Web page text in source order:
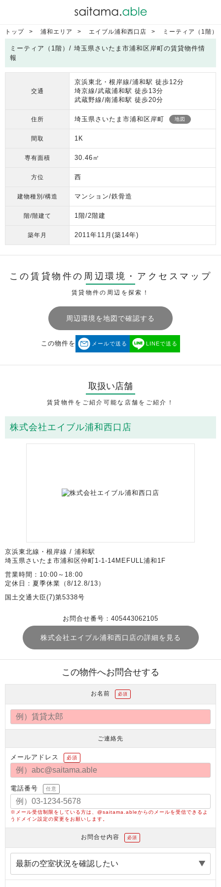
トップ 浦和エリア エイブル浦和西口店 ミーティア（1階）
ミーティア（1階）/ 埼玉県さいたま市浦和区岸町の賃貸物件情
報
交通
京浜東北・根岸線/浦和駅 徒歩12分
埼京線/武蔵浦和駅 徒歩13分
武蔵野線/南浦和駅 徒歩20分
住所 埼玉県さいたま市浦和区岸町 地図
間取 1K
専有面積 30.46㎡
方位 西
建物種別/構造 マンション/鉄骨造
階/階建て 1階/2階建
築年月 2011年11月 (築14年)
この賃貸物件の周辺環境・ アクセスマップ
賃貸物件の周辺を探索！
周辺環境を地図で確認する
この物件を メールで送る LINEで送る
取扱い店舗
賃貸物件をご紹介可能な店舗をご紹介！
株式会社エイブル浦和西口店
京浜東北線・根岸線 / 浦和駅
埼玉県さいたま市浦和区仲町1-1-14MEFULL浦和1F
営業時間：10:00～18:00
定休日：夏季休業（8/12.8/13）
国土交通大臣(7)第5338号
お問合せ番号：405443062105
株式会社エイブル浦和西口店の詳細を見る
この物件へお問合せする
お名前 必須
ご連絡先
メールアドレス 必須
電話番号 任意
※メール受信制限をしている方は、@saitama.ableからのメールを受信できるよ
うドメイン設定の変更をお願いします。
お問合せ内容 必須